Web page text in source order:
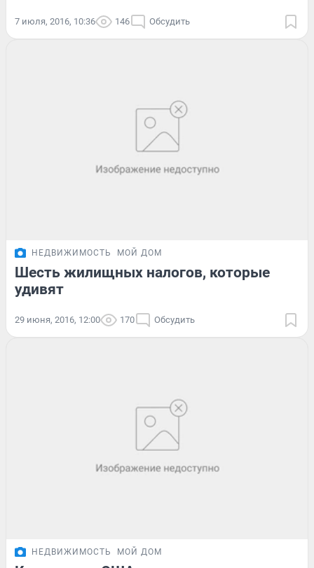
7 июля, 2016, 10:36 146 Обсудить
НЕДВИЖИМОСТЬ МОЙ ДОМ
Шесть жилищных налогов, которые
удивят
29 июня, 2016, 12:00 170 Обсудить
НЕДВИЖИМОСТЬ МОЙ ДОМ